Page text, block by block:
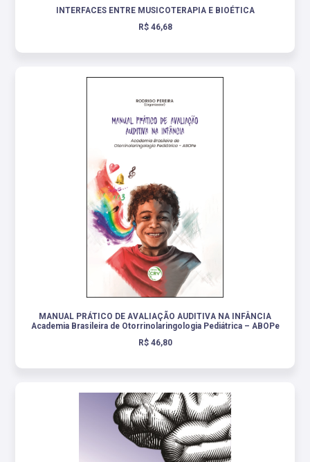
INTERFACES ENTRE MUSICOTERAPIA E BIOÉTICA
R$ 46,68
MANUAL PRÁTICO DE AVALIAÇÃO AUDITIVA NA INFÂNCIA
Academia Brasileira de Otorrinolaringologia Pediátrica – ABOPe
R$ 46,80